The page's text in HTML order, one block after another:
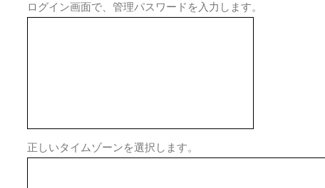
ログイン画面で、管理パスワードを入力します。
正しいタイムゾーンを選択します。